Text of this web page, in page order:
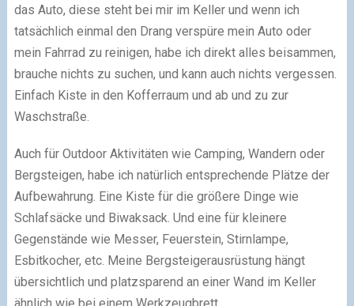
das Auto, diese steht bei mir im Keller und wenn ich
tatsächlich einmal den Drang verspüre mein Auto oder
mein Fahrrad zu reinigen, habe ich direkt alles beisammen,
brauche nichts zu suchen, und kann auch nichts vergessen.
Einfach Kiste in den Kofferraum und ab und zu zur
Waschstraße.
Auch für Outdoor Aktivitäten wie Camping, Wandern oder
Bergsteigen, habe ich natürlich entsprechende Plätze der
Aufbewahrung. Eine Kiste für die größere Dinge wie
Schlafsäcke und Biwaksack. Und eine für kleinere
Gegenstände wie Messer, Feuerstein, Stirnlampe,
Esbitkocher, etc. Meine Bergsteigerausrüstung hängt
übersichtlich und platzsparend an einer Wand im Keller